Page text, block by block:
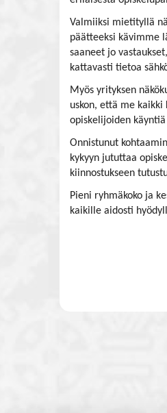
Valmiiksi mietityllä
päätteeksi kävimme
saaneet jo
kattavasti tietoa
Myös yrityksen
uskon, että me
opiskelijoiden
Onnistunut
kykyyn jututtaa
kiinnostukseen
Pieni ryhmäkoko ja
kaikille aidosti